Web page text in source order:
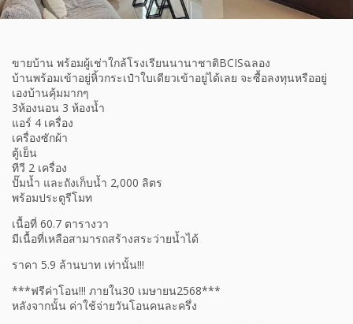
ขายบ้าน พร้อมผู้เช่าใกล้โรงเรียนนานาชาติBCISฉลอง
บ้านพร้อมเข้าอยู่หิ้วกระเป๋าใบเดียวเข้าอยู่ได้เลย จะซื้อลงทุนหรืออยู่
เองบ้านคุ้มมากๆ
3ห้องนอน 3 ห้องน้ำ
แอร์ 4 เครื่อง
เครื่องซักผ้า
ตู้เย็น
ทีวี 2 เครื่อง
ปั๊มน้ำ และถังเก็บน้ำ 2,000 ลิตร
พร้อมประตูรีโมท
เนื้อที่ 60.7 ตารางวา
มีเนื้อที่เหลือสามารถสร้างสระว่ายน้ำได้
ราคา 5.9 ล้านบาท เท่านั้น!!!
***ฟรีค่าโอน!!! ภายใน30 เมษายน2568***
หลังจากนั้น ค่าใช้จ่ายวันโอนคนละครึ่ง